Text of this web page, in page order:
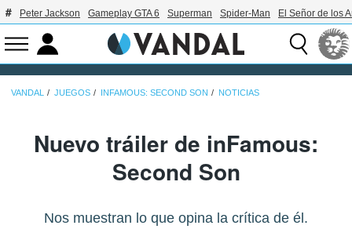
Peter Jackson Gameplay GTA 6 Superman Spider-Man El Señor de los
VANDAL JUEGOS INFAMOUS: SECOND SON NOTICIAS
Nuevo tráiler de inFamous:
Second Son
Nos muestran lo que opina la crítica de él.